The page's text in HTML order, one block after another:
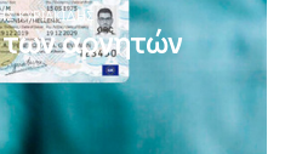
ΚΥΡΙΑΚΊΔΗΣ
αρνητών